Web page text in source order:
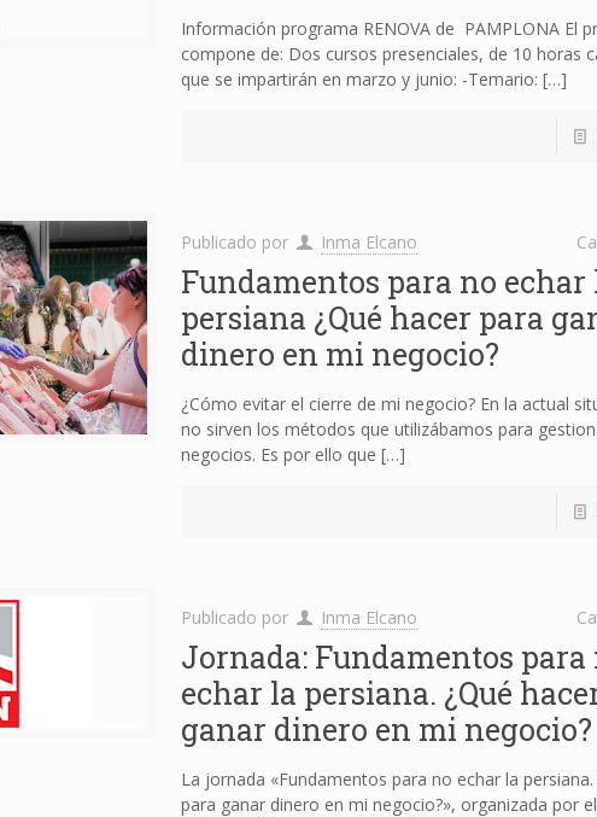
Información programa RENOVA de PAMPLONA El
compone de: Dos cursos presenciales, de 10 horas
que se impartirán en marzo y junio: -Temario: […]
Publicado por Inma Elcano
Fundamentos para no echar
persiana ¿Qué hacer para
dinero en mi negocio?
¿Cómo evitar el cierre de mi negocio? En la actual
no sirven los métodos que utilizábamos para
negocios. Es por ello que […]
Publicado por Inma Elcano
Jornada: Fundamentos para
echar la persiana. ¿Qué
ganar dinero en mi negocio?
La jornada «Fundamentos para no echar la
para ganar dinero en mi negocio?», organizada por